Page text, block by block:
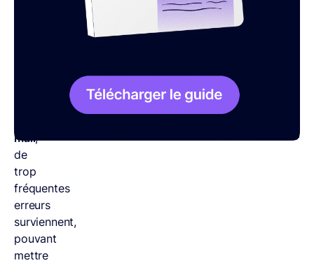
mail,
de
trop
fréquentes
erreurs
surviennent,
pouvant
mettre